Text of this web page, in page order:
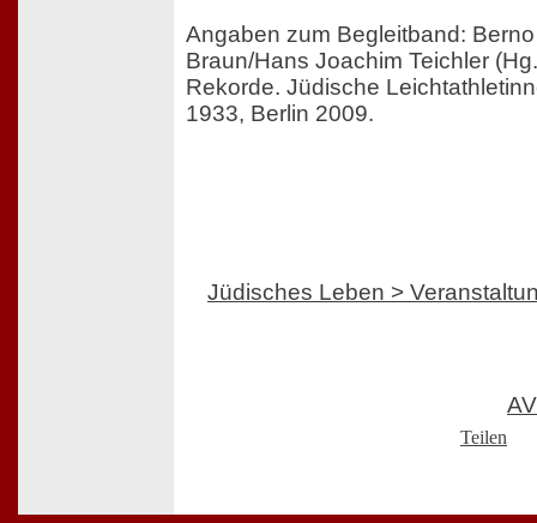
Angaben zum Begleitband:
Braun/Hans Joachim Teichler
Rekorde. Jüdische
1933, Berlin 2009.
Jüdisches Leben >
Teilen